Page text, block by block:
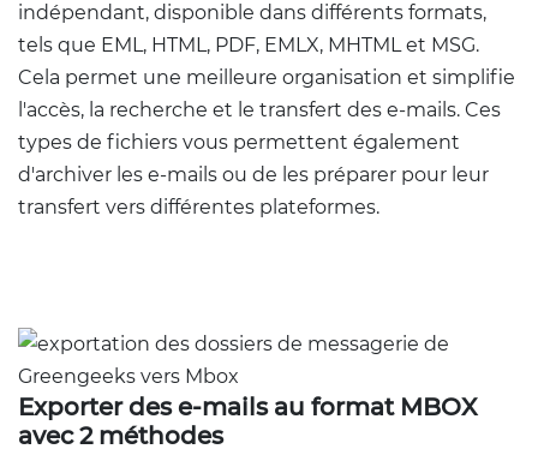
indépendant, disponible dans différents formats,
tels que EML, HTML, PDF, EMLX, MHTML et MSG.
Cela permet une meilleure organisation et simplifie
l'accès, la recherche et le transfert des e-mails. Ces
types de fichiers vous permettent également
d'archiver les e-mails ou de les préparer pour leur
transfert vers différentes plateformes.
Exporter des e-mails au format MBOX
avec 2 méthodes